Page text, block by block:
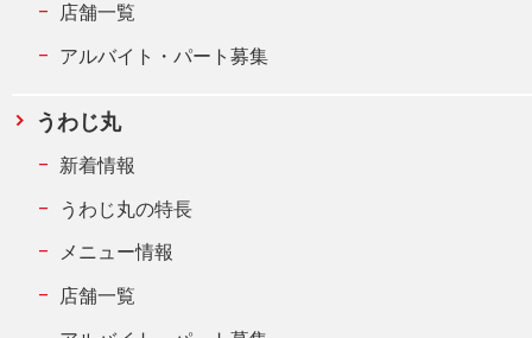
店舗一覧
アルバイト・パート募集
うわじ丸
新着情報
うわじ丸の特長
メニュー情報
店舗一覧